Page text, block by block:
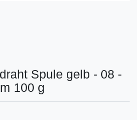
Spule gelb - 08 -
100 g